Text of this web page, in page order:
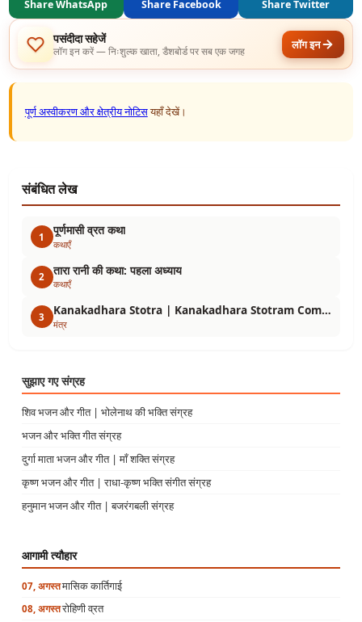
Share WhatsApp Share Facebook Share Twitter
पसंदीदा सहेजें
लॉग इन करें — निःशुल्क खाता, डैशबोर्ड पर सब एक जगह लॉग इन
पूर्ण अस्वीकरण और क्षेत्रीय नोटिसयहाँ देखें।
संबंधित लेख
1 पूर्णमासी व्रत कथा
कथाएँ
2 तारा रानी की कथा: पहला अध्याय
कथाएँ
3 Kanakadhara Stotra | Kanakadhara Stotram Complete Text, Meaning, Importance
मंत्र
सुझाए गए संग्रह
शिव भजन और गीत | भोलेनाथ की भक्ति संग्रह
भजन और भक्ति गीत संग्रह
दुर्गा माता भजन और गीत | माँ शक्ति संग्रह
कृष्ण भजन और गीत | राधा-कृष्ण भक्ति संगीत संग्रह
हनुमान भजन और गीत | बजरंगबली संग्रह
आगामी त्यौहार
07, अगस्तमासिक कार्तिगाई
08, अगस्तरोहिणी व्रत